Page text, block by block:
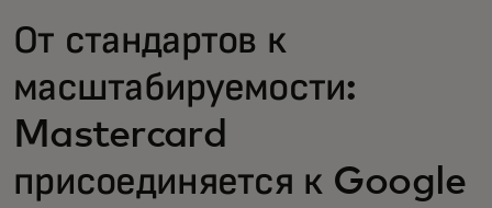
От стандартов к
масштабируемости:
Mastercard
присоединяется к Google